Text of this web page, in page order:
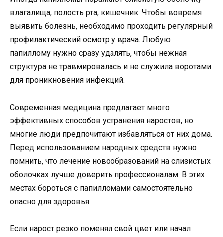
влагалища, полость рта, кишечник. Чтобы вовремя
выявить болезнь, необходимо проходить регулярный
профилактический осмотр у врача. Любую
папиллому нужно сразу удалять, чтобы нежная
структура не травмировалась и не служила воротами
для проникновения инфекций.
Современная медицина предлагает много
эффективных способов устранения наростов, но
многие люди предпочитают избавляться от них дома.
Перед использованием народных средств нужно
помнить, что лечение новообразований на слизистых
оболочках лучше доверить профессионалам. В этих
местах бороться с папилломами самостоятельно
опасно для здоровья.
Если нарост резко поменял свой цвет или начал